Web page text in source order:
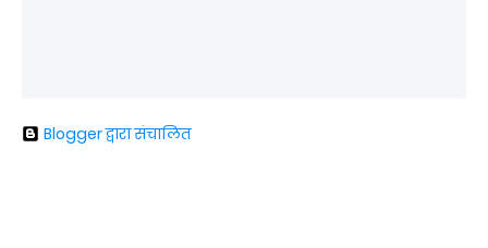
Blogger द्वारा संचालित